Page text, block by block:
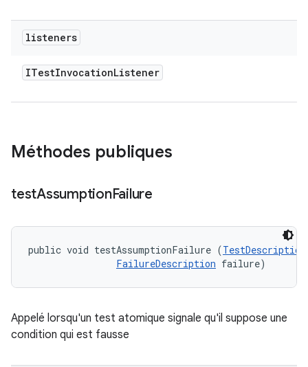
listeners
ITestInvocationListener
Méthodes publiques
testAssumptionFailure
public void testAssumptionFailure (TestDescription
FailureDescription failure)
Appelé lorsqu'un test atomique signale qu'il suppose une
condition qui est fausse